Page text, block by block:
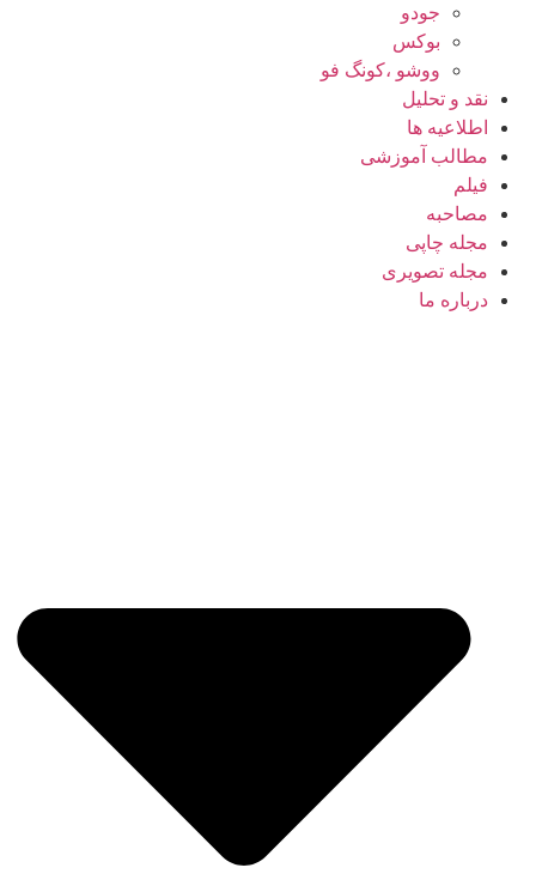
جودو
بوکس
ووشو ،کونگ فو
نقد و تحلیل
اطلاعیه ها
مطالب آموزشی
فیلم
مصاحبه
مجله چاپی
مجله تصویری
درباره ما